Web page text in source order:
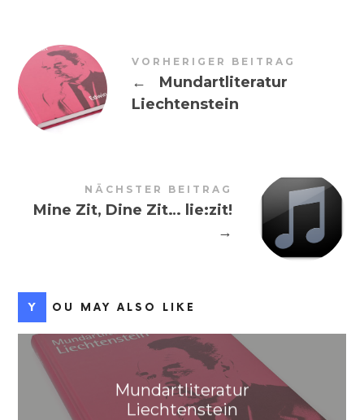
VORHERIGER BEITRAG
←
Mundartliteratur
Liechtenstein
NÄCHSTER BEITRAG
Mine Zit, Dine Zit… lie:zit!
→
YOU MAY ALSO LIKE
Mundartliteratur
Liechtenstein